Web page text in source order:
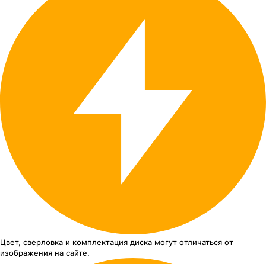
Цвет, сверловка и комплектация диска могут отличаться от
изображения на сайте.